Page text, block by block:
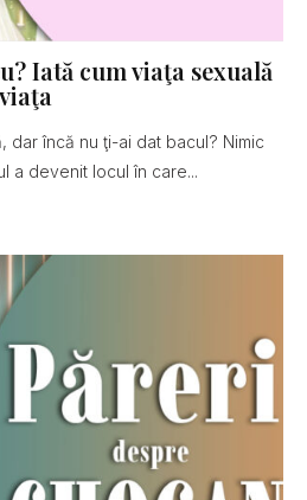
Iată cum viaţa sexuală
dar încă nu ţi-ai dat bacul? Nimic
a devenit locul în care...